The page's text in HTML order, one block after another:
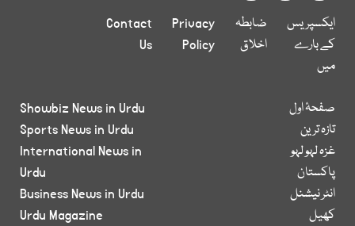
ایکسپریس
کے بارے
میں
ضابطہ
اخلاق
Privacy
Policy
Contact
Us
صفحۂ اول
تازہ ترین
غزہ لہو لہو
پاکستان
انٹر نیشنل
کھیل
Showbiz News in Urdu
Sports News in Urdu
International News in
Urdu
Business News in Urdu
Urdu Magazine